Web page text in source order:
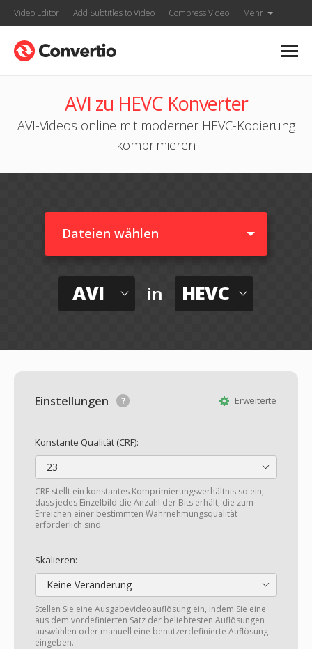
Video Editor Add Subtitles to Video Compress Video Mehr
AVI zu HEVC Konverter
AVI-Videos online mit moderner HEVC-Kodierung
komprimieren
Dateien wählen
AVI in HEVC
Erweiterte
Einstellungen
Konstante Qualität (CRF):
23
CRF stellt ein konstantes Komprimierungsverhältnis so ein,
dass jedes Einzelbild die Anzahl der Bits erhält, die zum
Erreichen einer bestimmten Wahrnehmungsqualität
erforderlich sind.
Skalieren:
Keine Veränderung
Stellen Sie eine Ausgabevideoauflösung ein, indem Sie eine
aus dem vordefinierten Satz der beliebtesten Auflösungen
auswählen oder manuell eine benutzerdefinierte Auflösung
eingeben.